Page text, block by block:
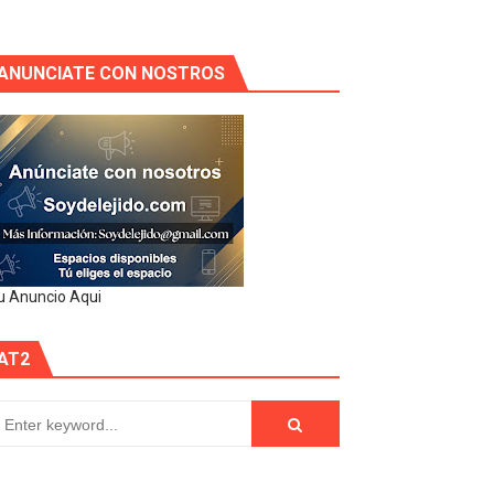
CON NOSTROS
Anuncio Aqui